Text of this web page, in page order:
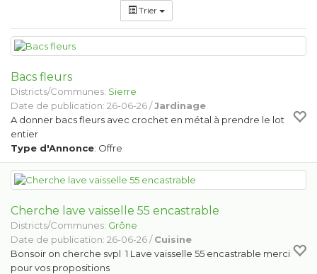
Trier
Bacs fleurs
Districts/Communes: Sierre
Date de publication: 26-06-26 /Jardinage
A donner bacs fleurs avec crochet en métal à prendre le lot
entier
Type d'Annonce: Offre
Cherche lave vaisselle 55 encastrable
Districts/Communes: Grône
Date de publication: 26-06-26 /Cuisine
Bonsoir on cherche svpl 1 Lave vaisselle 55 encastrable merci
pour vos propositions